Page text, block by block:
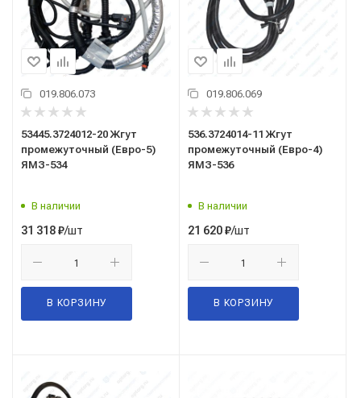
019.806.073
53445.3724012-20 Жгут
промежуточный (Евро-5)
ЯМЗ-534
В наличии
31 318₽/шт
В КОРЗИНУ
019.806.069
536.3724014-11 Жгут
промежуточный (Евро-4)
ЯМЗ-536
В наличии
21 620₽/шт
В КОРЗИНУ